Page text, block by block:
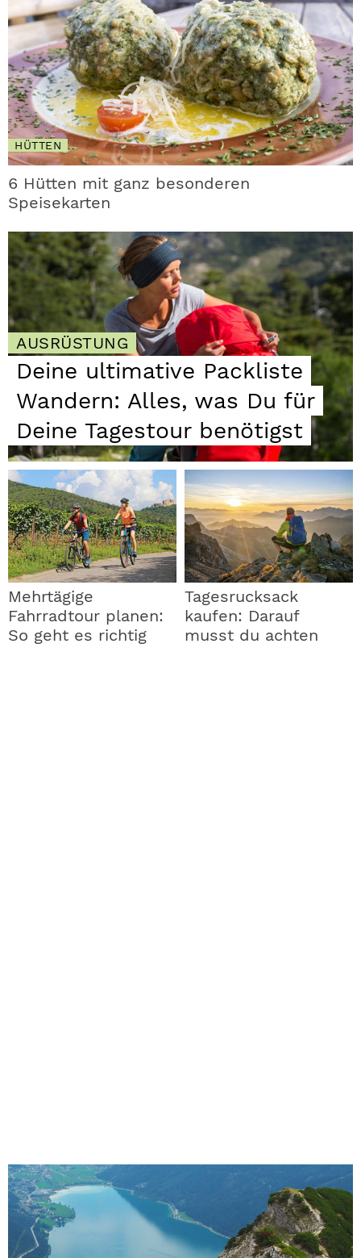
HÜTTEN
6 Hütten mit ganz besonderen
Speisekarten
AUSRÜSTUNG
Deine ultimative Packliste
Wandern: Alles, was Du für
Deine Tagestour benötigst
Mehrtägige
Fahrradtour planen:
So geht es richtig
Tagesrucksack
kaufen: Darauf
musst du achten